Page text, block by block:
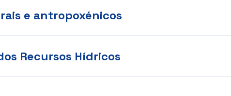
e antropoxénicos
Recursos Hídricos